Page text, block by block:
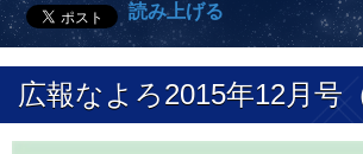
読み上げる
広報なよろ2015年12月号